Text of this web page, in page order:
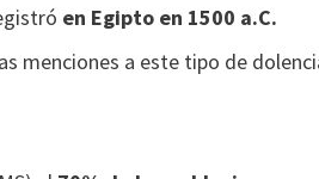
en Egipto en 1500 a.C.
menciones a este tipo de